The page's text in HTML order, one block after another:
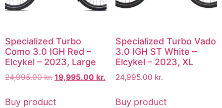
Specialized Turbo
Como 3.0 IGH Red –
Elcykel – 2023, Large
24,995.00kr. 19,995.00 kr.
Buy product
Specialized Turbo Vado
3.0 IGH ST White –
Elcykel – 2023, XL
24,995.00 kr.
Buy product